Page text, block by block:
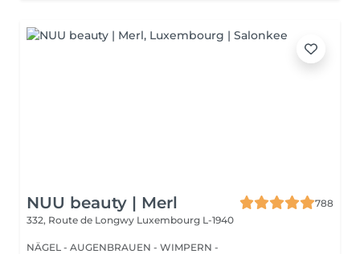
NUU beauty | Merl
788
332, Route de Longwy Luxembourg L-1940
NÄGEL - AUGENBRAUEN - WIMPERN -